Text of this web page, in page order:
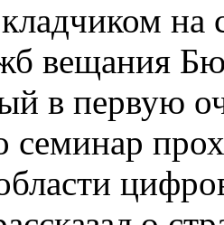
на
вещания
в первую
семинар